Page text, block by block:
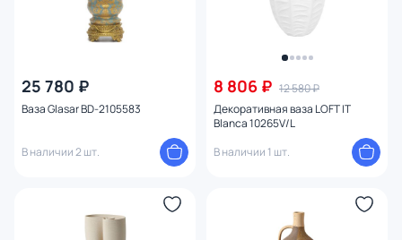
25 780 ₽
Ваза Glasar BD-2105583
В наличии 2 шт.
8 806 ₽ 12 580 ₽
Декоративная ваза LOFT IT
Blanca 10265V/L
В наличии 1 шт.
Размер